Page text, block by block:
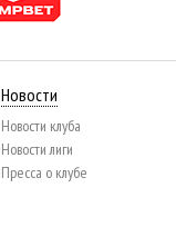
Новости
Новости клуба
Новости лиги
Пресса о клубе